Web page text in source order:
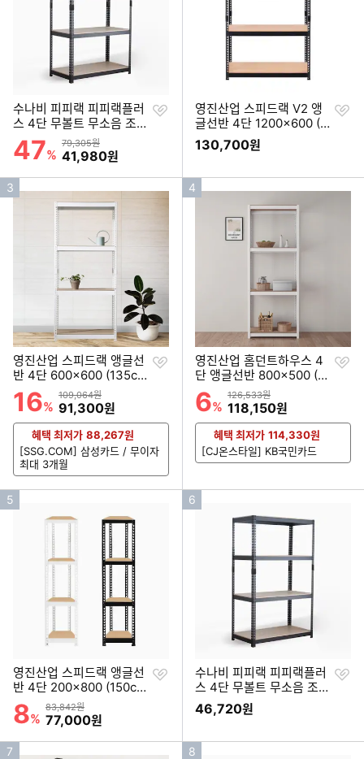
수나비 피피랙 피피랙플러
스 4단 무볼트 무소음 조립
식 앵글선반 900x400 (18
0cm(높이))
할인률
47%
상품금액
79,305원
할인금액
41,980원
찜
영진산업 스피드랙 V2 앵
글선반 4단 1200x600 (1
80cm(높이))
130,700원
찜
인
3
영진산업 스피드랙 앵글선
반 4단 600x600 (135cm
(높이))
할인률
16%
상품금액
109,064원
할인금액
91,300원
찜
혜택 최저가 88,267원
[SSG.COM] 삼성카드 / 무이자
최대 3개월
인
4
영진산업 홈던트하우스 4
단 앵글선반 800x500 (19
5cm(높이))
할인률
6%
상품금액
126,533원
할인금액
118,150원
찜
혜택 최저가 114,330원
[CJ온스타일] KB국민카드
인
5
영진산업 스피드랙 앵글선
반 4단 200x800 (150cm
(높이))
할인률
8%
상품금액
83,842원
할인금액
77,000원
찜
인
6
수나비 피피랙 피피랙플러
스 4단 무볼트 무소음 조립
식 앵글선반 1000x300 (2
10cm(높이))
46,720원
찜
인
7
인
8